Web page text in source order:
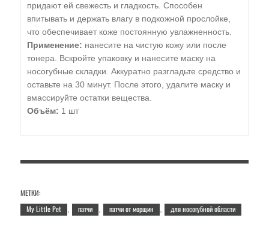
придают ей свежесть и гладкость. Способен
впитывать и держать влагу в подкожной прослойке,
что обеспечивает коже постоянную увлажненность.
Применение: нанесите на чистую кожу или после
тонера. Вскройте упаковку и нанесите маску на
носогубные складки. Аккуратно разгладьте средство и
оставьте на 30 минут. После этого, удалите маску и
вмассируйте остатки вещества.
Объём: 1 шт
МЕТКИ:
My Little Pet
патчи патчи от морщин для носогубной области